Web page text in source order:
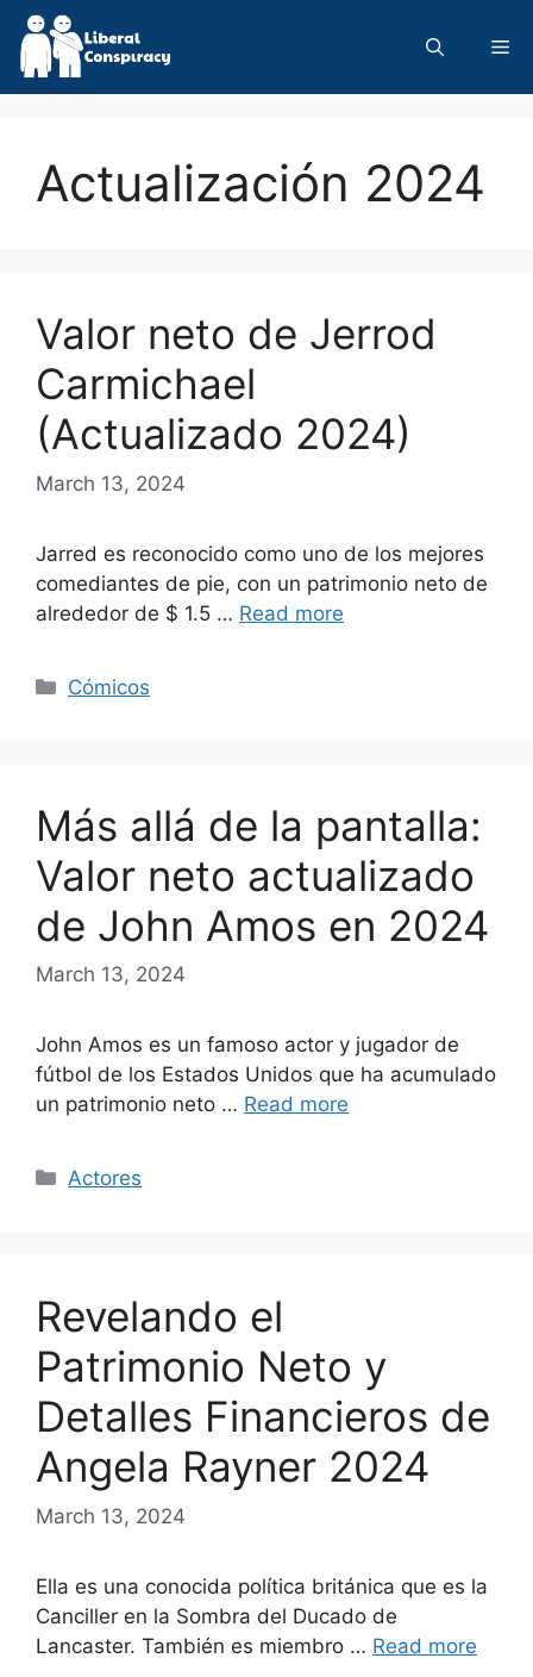
Skip
content
Actualización 2024
Valor neto de Jerrod
Carmichael
(Actualizado 2024)
March 13, 2024
Jarred es reconocido como uno de los mejores
comediantes de pie, con un patrimonio neto de
alrededor de $ 1.5 … Read more
Categories
Cómicos
Más allá de la pantalla:
Valor neto actualizado
de John Amos en 2024
March 13, 2024
John Amos es un famoso actor y jugador de
fútbol de los Estados Unidos que ha acumulado
un patrimonio neto … Read more
Categories
Actores
Revelando el
Patrimonio Neto y
Detalles Financieros de
Angela Rayner 2024
March 13, 2024
Ella es una conocida política británica que es la
Canciller en la Sombra del Ducado de
Lancaster. También es miembro … Read more